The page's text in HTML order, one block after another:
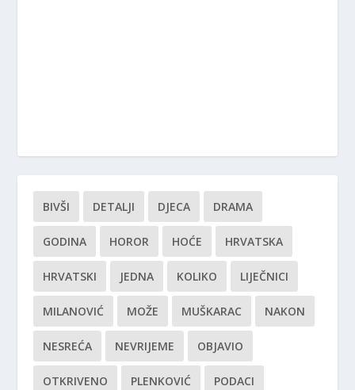
BIVŠI DETALJI DJECA DRAMA
GODINA HOROR HOĆE HRVATSKA
HRVATSKI JEDNA KOLIKO LIJEČNICI
MILANOVIĆ MOŽE MUŠKARAC NAKON
NESREĆA NEVRIJEME OBJAVIO
OTKRIVENO PLENKOVIĆ PODACI